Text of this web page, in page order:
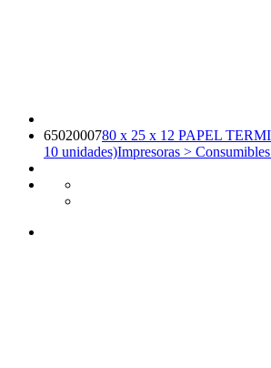
6502000780 x 25 x 12 PAPEL
10 unidades)Impresoras >